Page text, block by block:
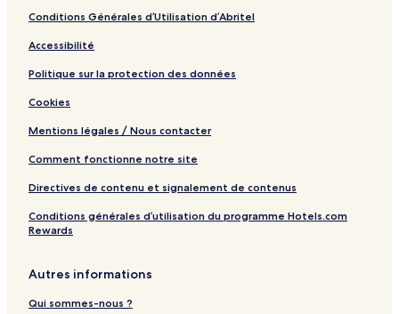
Conditions Générales d’Utilisation d’Abritel
Accessibilité
Politique sur la protection des données
Cookies
Mentions légales / Nous contacter
Comment fonctionne notre site
Directives de contenu et signalement de contenus
Conditions générales d’utilisation du programme Hotels.com
Rewards
Autres informations
Qui sommes-nous ?